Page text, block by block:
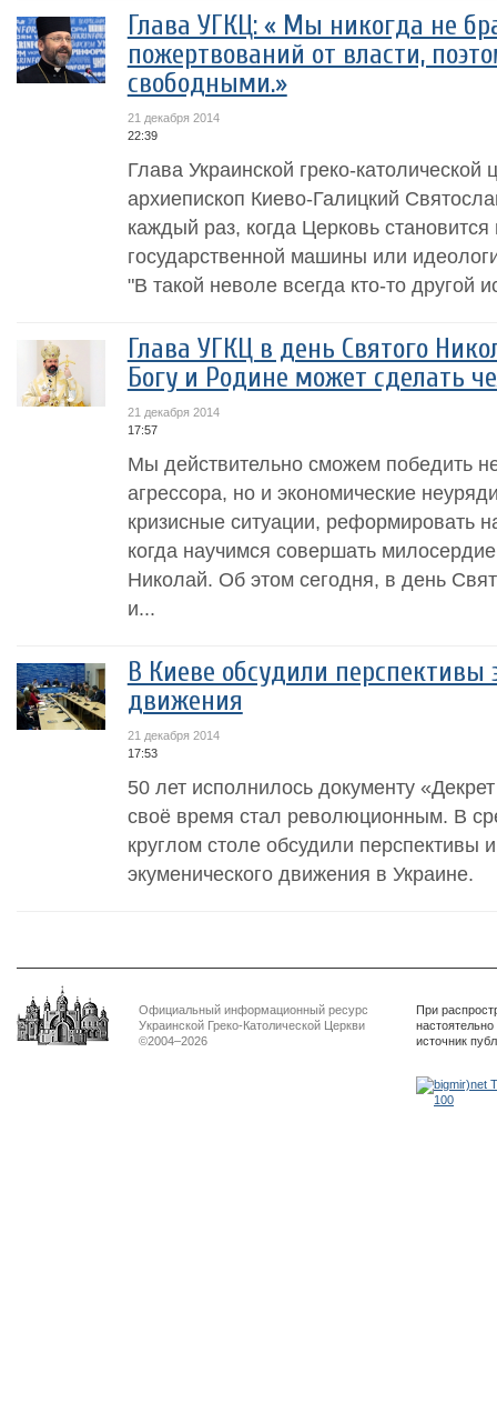
Глава УГКЦ: « Мы никогда не
пожертвований от власти,
свободными.»
21 декабря 2014
22:39
Глава Украинской греко-
архиепископ Киево-Галицкий
каждый раз, когда Церковь
государственной машины или
"В такой неволе всегда кто-то другой
Глава УГКЦ в день Святого
Богу и Родине может сделать
21 декабря 2014
17:57
Мы действительно сможем победить
агрессора, но и экономические
кризисные ситуации, реформировать
когда научимся совершать
Николай. Об этом сегодня, в день
и...
В Киеве обсудили перспективы
движения
21 декабря 2014
17:53
50 лет исполнилось документу
своё время стал революционным. В
круглом столе обсудили перспективы
экуменического движения в Украине.
Официальный информационный ресурс
Украинской Греко-Католической Церкви
©2004–2026
При
источник